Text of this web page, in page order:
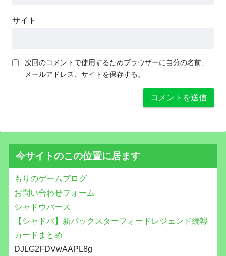
サイト
次回のコメントで使用するためブラウザーに自分の名前、
メールアドレス、サイトを保存する。
今サイトのこの位置に居ます
もりのゲームブログ
お問い合わせフォーム
シャドウバース
【シャドバ】新パックスターフォードレジェンド続報
カードまとめ
DJLG2FDVwAAPL8g